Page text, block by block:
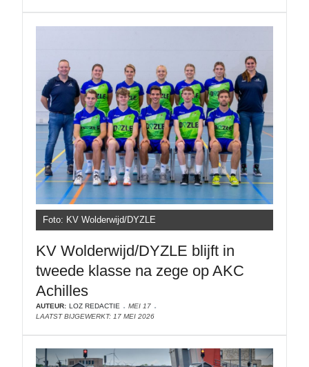
Foto: KV Wolderwijd/DYZLE
KV Wolderwijd/DYZLE blijft in
tweede klasse na zege op AKC
Achilles
AUTEUR: LOZ REDACTIE
MEI 17
LAATST BIJGEWERKT: 17 MEI 2026